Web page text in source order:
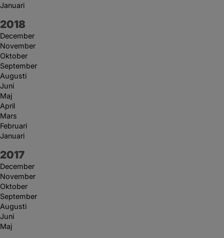
Januari
År:
2018
December
November
Oktober
September
Augusti
Juni
Maj
April
Mars
Februari
Januari
År:
2017
December
November
Oktober
September
Augusti
Juni
Maj